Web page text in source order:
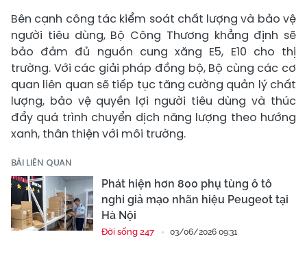
Bên cạnh công tác kiểm soát chất lượng và bảo vệ
người tiêu dùng, Bộ Công Thương khẳng định sẽ
bảo đảm đủ nguồn cung xăng E5, E10 cho thị
trường. Với các giải pháp đồng bộ, Bộ cùng các cơ
quan liên quan sẽ tiếp tục tăng cường quản lý chất
lượng, bảo vệ quyền lợi người tiêu dùng và thúc
đẩy quá trình chuyển dịch năng lượng theo hướng
xanh, thân thiện với môi trường.
BÀI LIÊN QUAN
Phát hiện hơn 800 phụ tùng ô tô
nghi giả mạo nhãn hiệu Peugeot tại
Hà Nội
Đời sống 247 03/06/2026 09:31